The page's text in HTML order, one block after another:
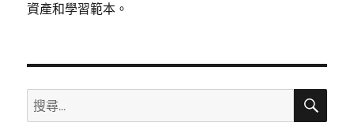
資產和學習範本。
搜
尋
搜